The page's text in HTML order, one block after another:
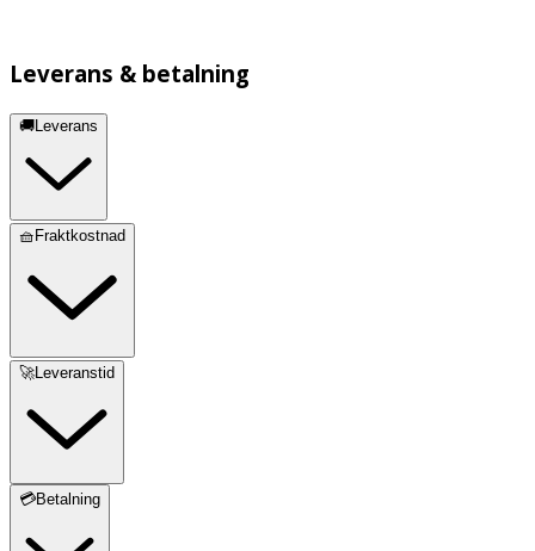
Leverans & betalning
🚚Leverans
🧺Fraktkostnad
🚀Leveranstid
💳Betalning